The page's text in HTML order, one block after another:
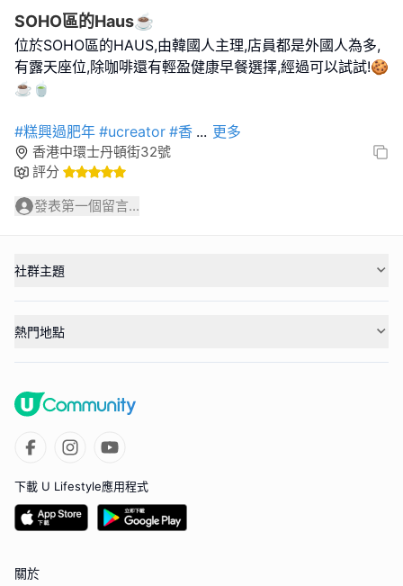
SOHO區的Haus☕️
位於SOHO區的HAUS,由韓國人主理,店員都是外國人為多,
有露天座位,除咖啡還有輕盈健康早餐選擇,經過可以試試!🍪
☕️🍵
#糕興過肥年 #ucreator #香 ... 更多
香港中環士丹頓街32號
評分
發表第一個留言...
社群主題
熱門地點
下載 U Lifestyle應用程式
關於